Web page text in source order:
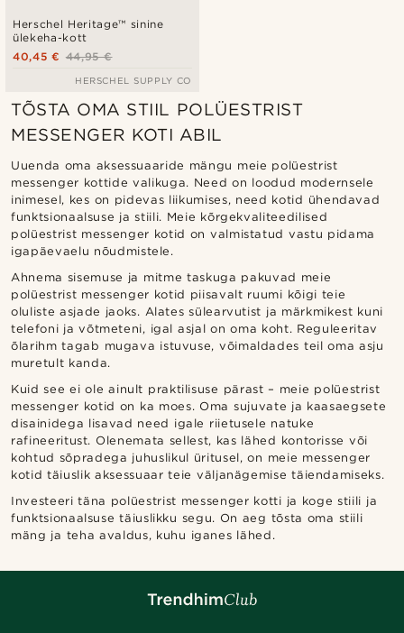
Herschel Heritage™ sinine
ülekeha-kott
44,95 €
40,45 €
HERSCHEL SUPPLY CO
TÕSTA OMA STIIL POLÜESTRIST
MESSENGER KOTI ABIL
Uuenda oma aksessuaaride mängu meie polüestrist
messenger kottide valikuga. Need on loodud modernsele
inimesel, kes on pidevas liikumises, need kotid ühendavad
funktsionaalsuse ja stiili. Meie kõrgekvaliteedilised
polüestrist messenger kotid on valmistatud vastu pidama
igapäevaelu nõudmistele.
Ahnema sisemuse ja mitme taskuga pakuvad meie
polüestrist messenger kotid piisavalt ruumi kõigi teie
oluliste asjade jaoks. Alates sülearvutist ja märkmikest kuni
telefoni ja võtmeteni, igal asjal on oma koht. Reguleeritav
õlarihm tagab mugava istuvuse, võimaldades teil oma asju
muretult kanda.
Kuid see ei ole ainult praktilisuse pärast – meie polüestrist
messenger kotid on ka moes. Oma sujuvate ja kaasaegsete
disainidega lisavad need igale riietusele natuke
rafineeritust. Olenemata sellest, kas lähed kontorisse või
kohtud sõpradega juhuslikul üritusel, on meie messenger
kotid täiuslik aksessuaar teie väljanägemise täiendamiseks.
Investeeri täna polüestrist messenger kotti ja koge stiili ja
funktsionaalsuse täiuslikku segu. On aeg tõsta oma stiili
mäng ja teha avaldus, kuhu iganes lähed.